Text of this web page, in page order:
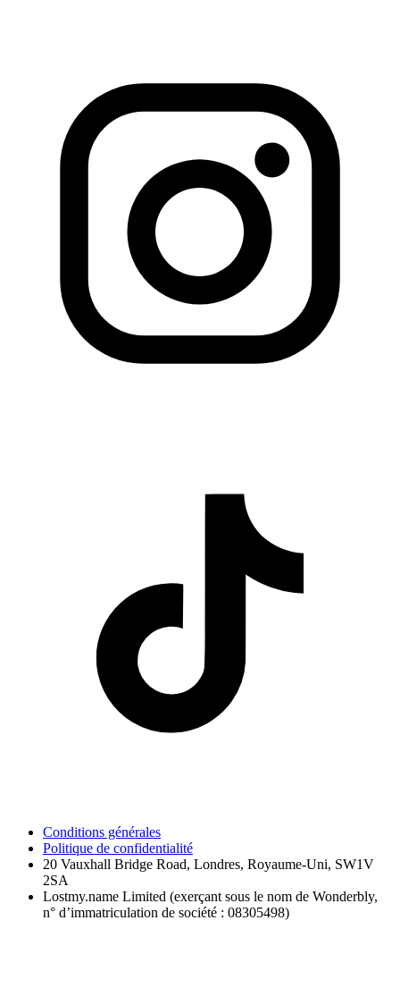
Conditions générales
Politique de confidentialité
20 Vauxhall Bridge Road, Londres, Royaume-Uni, SW1V
2SA
Lostmy.name Limited (exerçant sous le nom de Wonderbly,
n° d’immatriculation de société : 08305498)